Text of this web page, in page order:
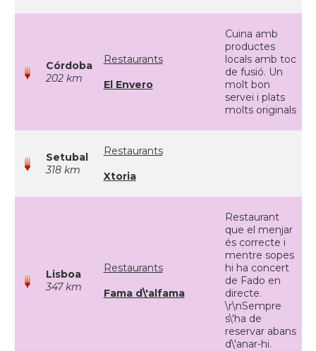
Córdoba
202 km
Restaurants
El Envero
Cuina amb
productes
locals amb toc
de fusió. Un
molt bon
servei i plats
molts originals
Setubal
318 km
Restaurants
Xtoria
Lisboa
347 km
Restaurants
Fama d\'alfama
Restaurant
que el menjar
és correcte i
mentre sopes
hi ha concert
de Fado en
directe.
\r\nSempre
s\'ha de
reservar abans
d\'anar-hi.